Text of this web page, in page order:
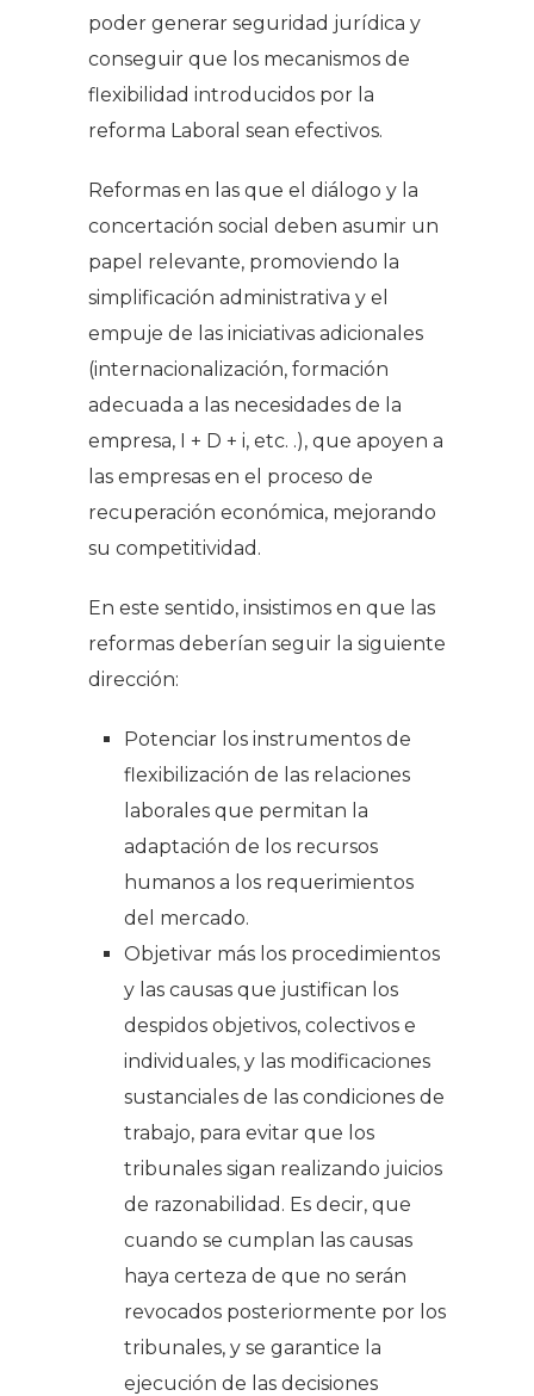
poder generar seguridad jurídica y
conseguir que los mecanismos de
flexibilidad introducidos por la
reforma Laboral sean efectivos.
Reformas en las que el diálogo y la
concertación social deben asumir un
papel relevante, promoviendo la
simplificación administrativa y el
empuje de las iniciativas adicionales
(internacionalización, formación
adecuada a las necesidades de la
empresa, I + D + i, etc. .), que apoyen a
las empresas en el proceso de
recuperación económica, mejorando
su competitividad.
En este sentido, insistimos en que las
reformas deberían seguir la siguiente
dirección:
Potenciar los instrumentos de
flexibilización de las relaciones
laborales que permitan la
adaptación de los recursos
humanos a los requerimientos
del mercado.
Objetivar más los procedimientos
y las causas que justifican los
despidos objetivos, colectivos e
individuales, y las modificaciones
sustanciales de las condiciones de
trabajo, para evitar que los
tribunales sigan realizando juicios
de razonabilidad. Es decir, que
cuando se cumplan las causas
haya certeza de que no serán
revocados posteriormente por los
tribunales, y se garantice la
ejecución de las decisiones